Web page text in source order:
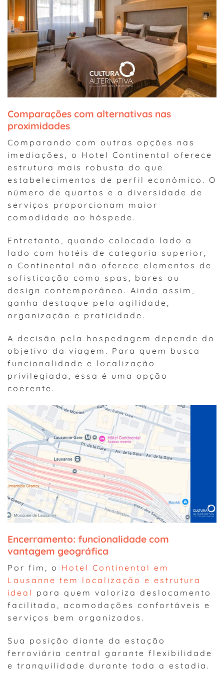
Comparações com alternativas nas
proximidades
Comparando com outras opções nas
imediações, o Hotel Continental oferece
estrutura mais robusta do que
estabelecimentos de perfil econômico. O
número de quartos e a diversidade de
serviços proporcionam maior
comodidade ao hóspede.
Entretanto, quando colocado lado a
lado com hotéis de categoria superior,
o Continental não oferece elementos de
sofisticação como spas, bares ou
design contemporâneo. Ainda assim,
ganha destaque pela agilidade,
organização e praticidade.
A decisão pela hospedagem depende do
objetivo da viagem. Para quem busca
funcionalidade e localização
privilegiada, essa é uma opção
coerente.
Encerramento: funcionalidade com
vantagem geográfica
Por fim, o Hotel Continental em
Lausanne tem localização e estrutura
ideal para quem valoriza deslocamento
facilitado, acomodações confortáveis e
serviços bem organizados.
Sua posição diante da estação
ferroviária central garante flexibilidade
e tranquilidade durante toda a estadia.